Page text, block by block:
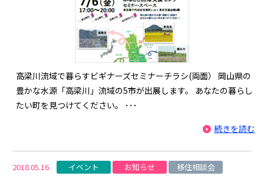
高梁川流域で暮らすビギナーズセミナーチラシ(両面） 岡山県の
豊かな水源「高梁川」流域の5市が出展します。 あなたの暮らし
たい町を見つけてください。 ･･･
続きを読む
2018.05.16 イベント お知らせ 移住相談会